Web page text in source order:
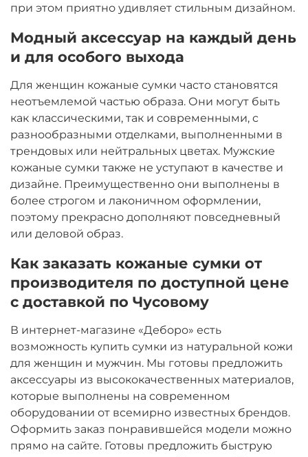
при этом приятно удивляет стильным дизайном.
Модный аксессуар на каждый день
и для особого выхода
Для женщин кожаные сумки часто становятся
неотъемлемой частью образа. Они могут быть
как классическими, так и современными, с
разнообразными отделками, выполненными в
трендовых или нейтральных цветах. Мужские
кожаные сумки также не уступают в качестве и
дизайне. Преимущественно они выполнены в
более строгом и лаконичном оформлении,
поэтому прекрасно дополняют повседневный
или деловой образ.
Как заказать кожаные сумки от
производителя по доступной цене
с доставкой по Чусовому
В интернет-магазине «Деборо» есть
возможность купить сумки из натуральной кожи
для женщин и мужчин. Мы готовы предложить
аксессуары из высококачественных материалов,
которые выполнены на современном
оборудовании от всемирно известных брендов.
Оформить заказ понравившейся модели можно
прямо на сайте. Готовы предложить быструю